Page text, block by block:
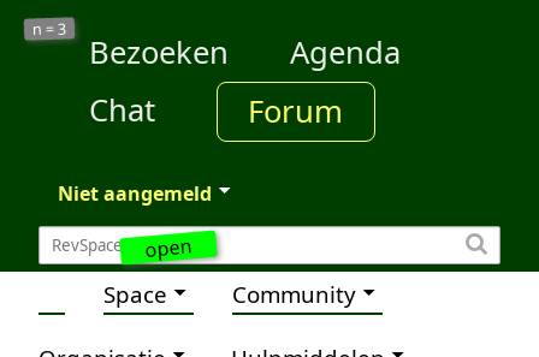
open
n =3
Bezoeken
Agenda
Chat
Forum
Niet aangemeld
Space Community